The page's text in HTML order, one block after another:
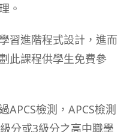
。
習進階程式設計，進而
此課程供學生免費參
APCS檢測，APCS檢測
分或3級分之高中職學